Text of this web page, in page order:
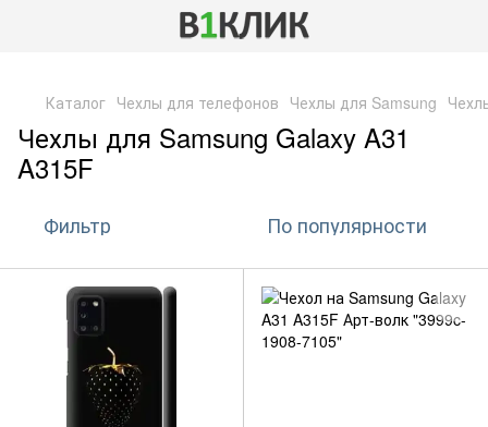
Каталог Чехлы для телефонов Чехлы для Samsung
Чехлы для Samsung Galaxy A31
A315F
Фильтр По популярности